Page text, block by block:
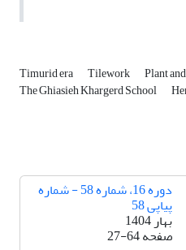
Timurid era Tilework Plant
The Ghiasieh Khargerd School
دوره 16، شماره 58 - شماره
پیاپی 58
بهار 1404
صفحه27-64